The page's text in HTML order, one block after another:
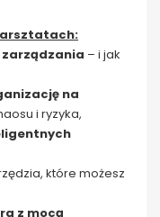
– i jak
na
i ryzyka,
które możesz
z mocą